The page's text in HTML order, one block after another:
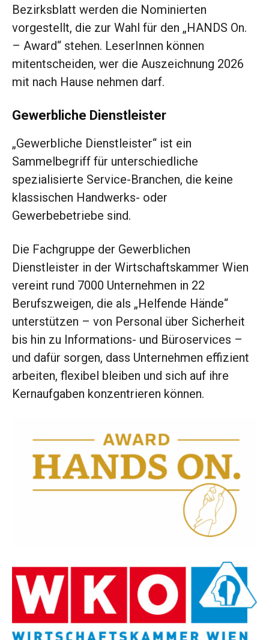
Bezirksblatt werden die Nominierten
vorgestellt, die zur Wahl für den „HANDS On.
– Award“ stehen. LeserInnen können
mitentscheiden, wer die Auszeichnung 2026
mit nach Hause nehmen darf.
Gewerbliche Dienstleister
„Gewerbliche Dienstleister“ ist ein
Sammelbegriff für unterschiedliche
spezialisierte Service-Branchen, die keine
klassischen Handwerks- oder
Gewerbebetriebe sind.
Die Fachgruppe der Gewerblichen
Dienstleister in der Wirtschaftskammer Wien
vereint rund 7000 Unternehmen in 22
Berufszweigen, die als „Helfende Hände“
unterstützen – von Personal über Sicherheit
bis hin zu Informations- und Büroservices –
und dafür sorgen, dass Unternehmen effizient
arbeiten, flexibel bleiben und sich auf ihre
Kernaufgaben konzentrieren können.